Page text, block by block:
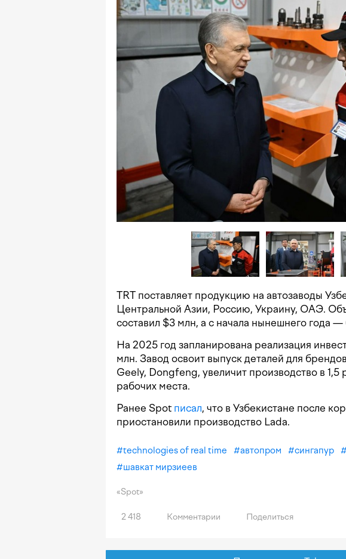
TRT поставляет продукцию на автозаводы
Центральной Азии, Россию, Украину, ОАЭ.
составил $3 млн, а с начала нынешнего года
На 2025 год запланирована реализация
млн. Завод освоит выпуск деталей для
Geely, Dongfeng, увеличит производство в 1,5
рабочих места.
Ранее Spot писал, что в Узбекистане после
приостановили производство Lada.
#technologies of real time #автопром #сингапур #
#шавкат мирзиеев
«Spot»
2 418 Комментарии Поделиться